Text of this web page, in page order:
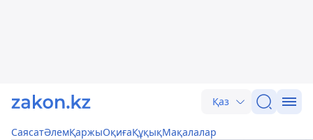
Қаз
СаясатӘлемҚаржыОқиғаҚұқықМақалалар